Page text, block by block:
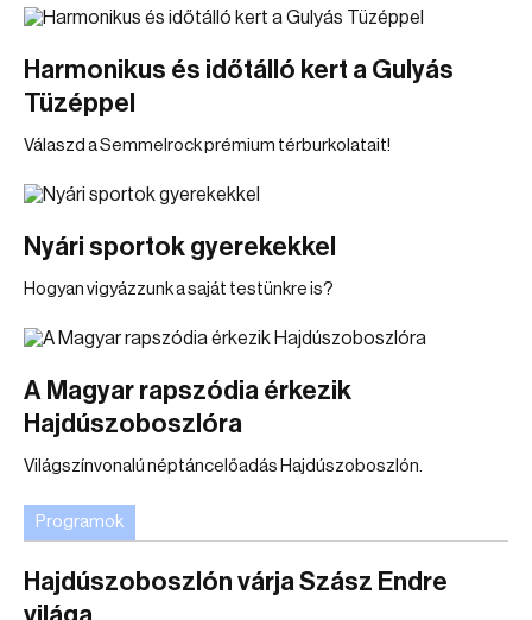
Harmonikus és időtálló kert a Gulyás
Tüzéppel
Válaszd a Semmelrock prémium térburkolatait!
Nyári sportok gyerekekkel
Hogyan vigyázzunk a saját testünkre is?
A Magyar rapszódia érkezik
Hajdúszoboszlóra
Világszínvonalú néptáncelőadás Hajdúszoboszlón.
Programok
Hajdúszoboszlón várja Szász Endre